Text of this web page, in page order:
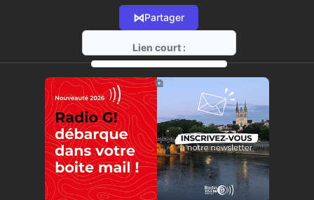
⋈Partager
Lien court :
https://radio-g.fr?r32
⧉